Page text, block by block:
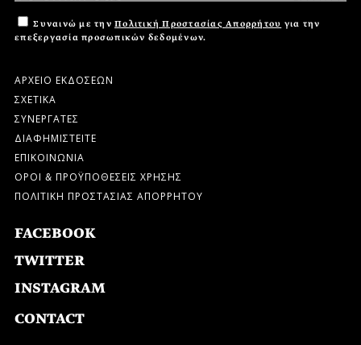
Συναινώ με την Πολιτική Προστασίας Απορρήτου για την
επεξεργασία προσωπικών δεδομένων.
ΑΡΧΕΙΟ ΕΚΔΟΣΕΩΝ
ΣΧΕΤΙΚΑ
ΣΥΝΕΡΓΑΤΕΣ
ΔΙΑΦΗΜΙΣΤΕΙΤΕ
ΕΠΙΚΟΙΝΩΝΙΑ
ΟΡΟΙ & ΠΡΟΫΠΟΘΕΣΕΙΣ ΧΡΗΣΗΣ
ΠΟΛΙΤΙΚΗ ΠΡΟΣΤΑΣΙΑΣ ΑΠΟΡΡΗΤΟΥ
FACEBOOK
TWITTER
INSTAGRAM
CONTACT